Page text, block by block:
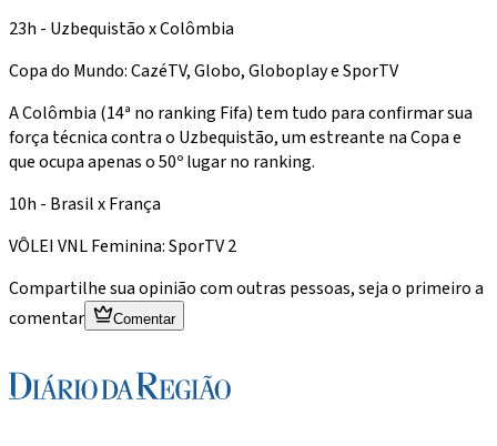
23h - Uzbequistão x Colômbia
Copa do Mundo: CazéTV, Globo, Globoplay e SporTV
A Colômbia (14ª no ranking Fifa) tem tudo para confirmar sua
força técnica contra o Uzbequistão, um estreante na Copa e
que ocupa apenas o 50º lugar no ranking.
10h - Brasil x França
VÔLEI VNL Feminina: SporTV 2
Compartilhe sua opinião com outras pessoas, seja o primeiro a
comentar
Comentar